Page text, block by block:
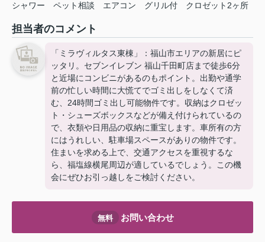
シャワー ペット相談 エアコン グリル付 クロゼット2ヶ所
担当者のコメント
「ミラヴィルタス東棟」：福山市エリアの新居にピ
ッタリ。セブンイレブン 福山千田町店まで徒歩6分
と近場にコンビニがあるのもポイント。出勤や通学
前の忙しい時間に大慌てでゴミ出しをしなくて済
む、24時間ゴミ出し可能物件です。収納はクロゼッ
ト・シューズボックスなどが備え付けられているの
で、衣類や日用品の収納に重宝します。車所有の方
にはうれしい、駐車場スペースがありの物件です。
住まいを求める上で、交通アクセスを重視するな
ら、福塩線横尾周辺が適しているでしょう。この機
会にぜひお引っ越しをご検討ください。
無料 お問い合わせ